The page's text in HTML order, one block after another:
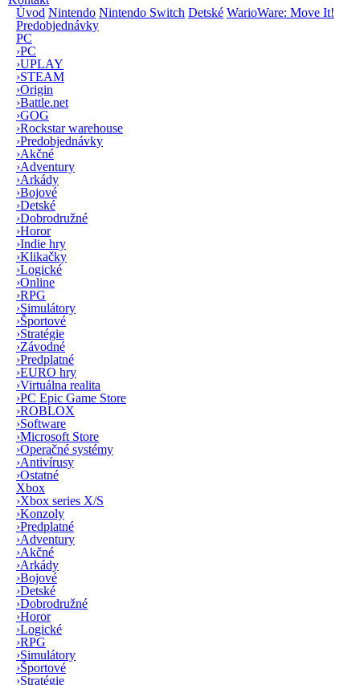
Úvod Nintendo Nintendo Switch Detské WarioWare: Move It!
Predobjednávky
PC
›PC
›UPLAY
›STEAM
›Origin
›Battle.net
›GOG
›Rockstar warehouse
›Predobjednávky
›Akčné
›Adventury
›Arkády
›Bojové
›Detské
›Dobrodružné
›Horor
›Indie hry
›Klikačky
›Logické
›Online
›RPG
›Simulátory
›Športové
›Stratégie
›Závodné
›Predplatné
›EURO hry
›Virtuálna realita
›PC Epic Game Store
›ROBLOX
›Software
›Microsoft Store
›Operačné systémy
›Antivírusy
›Ostatné
Xbox
›Xbox series X/S
›Konzoly
›Predplatné
›Adventury
›Akčné
›Arkády
›Bojové
›Detské
›Dobrodružné
›Horor
›Logické
›RPG
›Simulátory
›Športové
›Stratégie